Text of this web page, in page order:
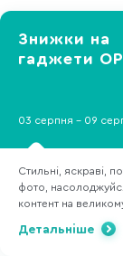
Знижки на
гаджети
03 серпня - 09
Стильні, яскраві,
фото,
контент на
Детальніше